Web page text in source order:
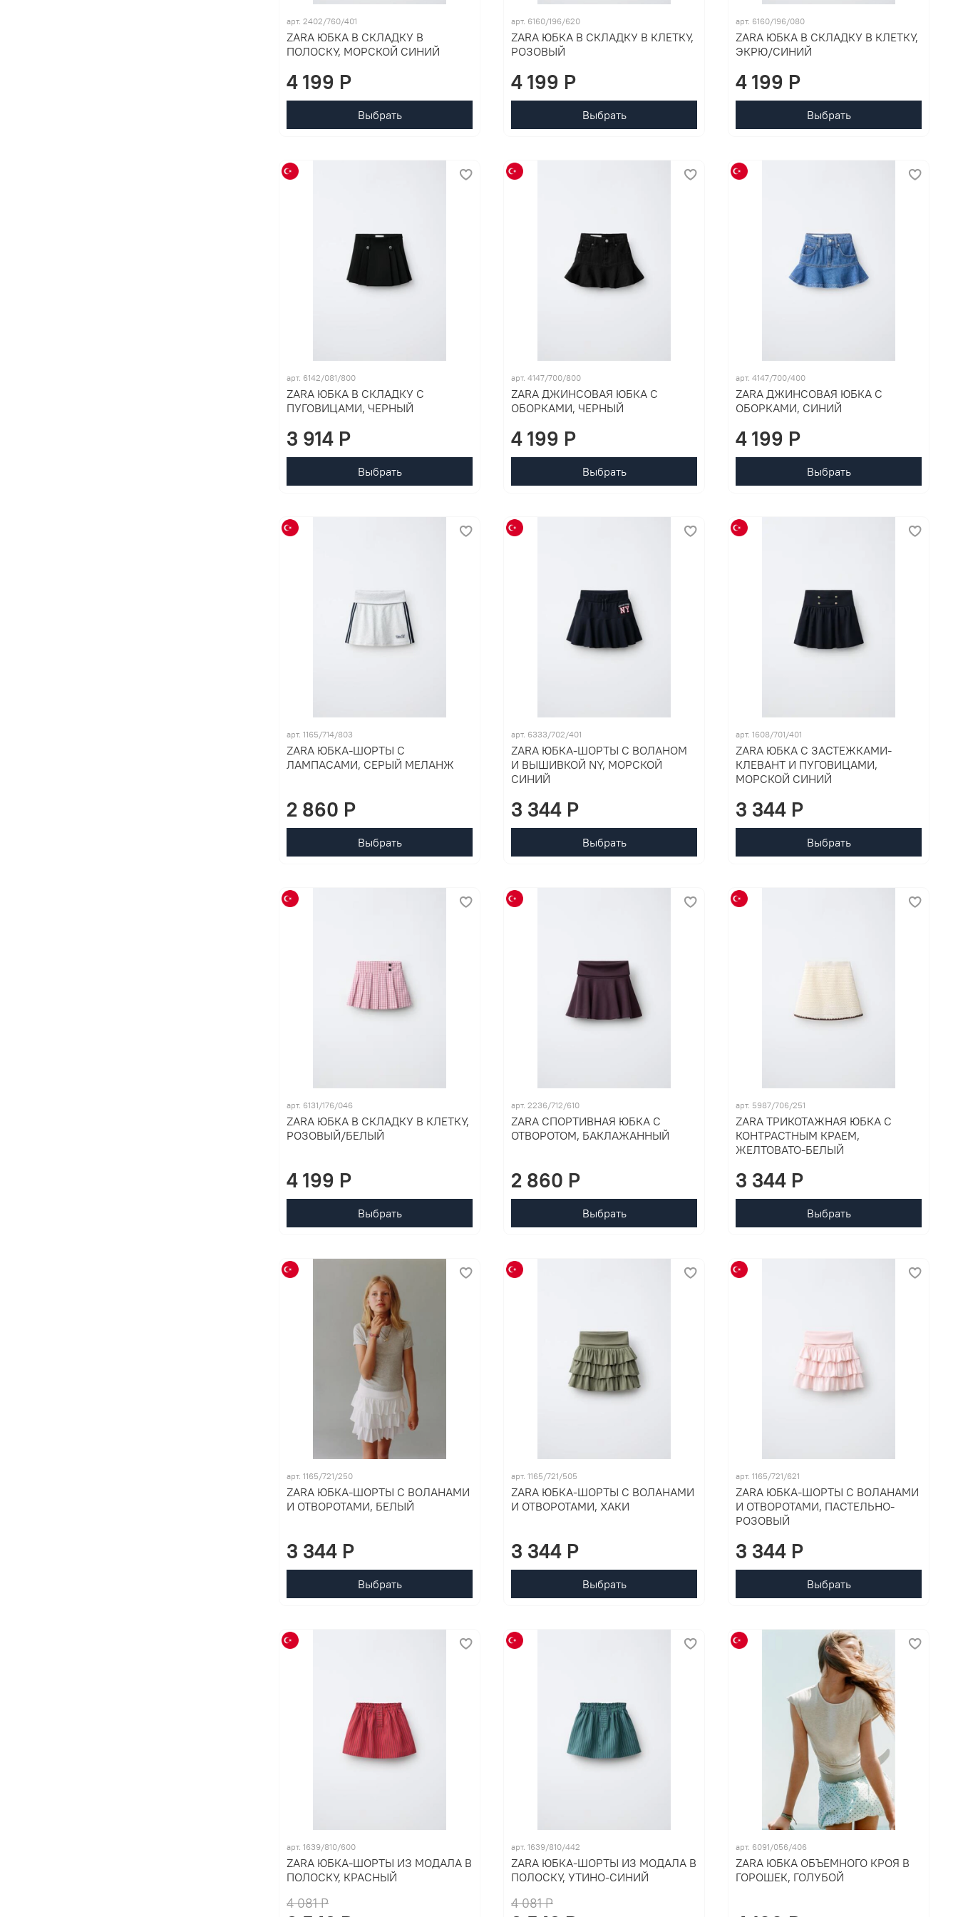
арт. 2402/760/401
ZARA ЮБКА В СКЛАДКУ В
ПОЛОСКУ, МОРСКОЙ СИНИЙ
4 199 P
Выбрать
арт. 6160/196/620
ZARA ЮБКА В СКЛАДКУ В КЛЕТКУ,
РОЗОВЫЙ
4 199 P
Выбрать
арт. 6160/196/080
ZARA ЮБКА В СКЛАДКУ В КЛЕТКУ,
ЭКРЮ/СИНИЙ
4 199 P
Выбрать
арт. 6142/081/800
ZARA ЮБКА В СКЛАДКУ С
ПУГОВИЦАМИ, ЧЕРНЫЙ
3 914 P
Выбрать
арт. 4147/700/800
ZARA ДЖИНСОВАЯ ЮБКА С
ОБОРКАМИ, ЧЕРНЫЙ
4 199 P
Выбрать
арт. 4147/700/400
ZARA ДЖИНСОВАЯ ЮБКА С
ОБОРКАМИ, СИНИЙ
4 199 P
Выбрать
арт. 1165/714/803
ZARA ЮБКА-ШОРТЫ С
ЛАМПАСАМИ, СЕРЫЙ МЕЛАНЖ
2 860 P
Выбрать
арт. 6333/702/401
ZARA ЮБКА-ШОРТЫ С ВОЛАНОМ
И ВЫШИВКОЙ NY, МОРСКОЙ
СИНИЙ
3 344 P
Выбрать
арт. 1608/701/401
ZARA ЮБКА С ЗАСТЕЖКАМИ-
КЛЕВАНТ И ПУГОВИЦАМИ,
МОРСКОЙ СИНИЙ
3 344 P
Выбрать
арт. 6131/176/046
ZARA ЮБКА В СКЛАДКУ В КЛЕТКУ,
РОЗОВЫЙ/БЕЛЫЙ
4 199 P
Выбрать
арт. 2236/712/610
ZARA СПОРТИВНАЯ ЮБКА С
ОТВОРОТОМ, БАКЛАЖАННЫЙ
2 860 P
Выбрать
арт. 5987/706/251
ZARA ТРИКОТАЖНАЯ ЮБКА С
КОНТРАСТНЫМ КРАЕМ,
ЖЕЛТОВАТО-БЕЛЫЙ
3 344 P
Выбрать
арт. 1165/721/250
ZARA ЮБКА-ШОРТЫ С ВОЛАНАМИ
И ОТВОРОТАМИ, БЕЛЫЙ
3 344 P
Выбрать
арт. 1165/721/505
ZARA ЮБКА-ШОРТЫ С ВОЛАНАМИ
И ОТВОРОТАМИ, ХАКИ
3 344 P
Выбрать
арт. 1165/721/621
ZARA ЮБКА-ШОРТЫ С ВОЛАНАМИ
И ОТВОРОТАМИ, ПАСТЕЛЬНО-
РОЗОВЫЙ
3 344 P
Выбрать
арт. 1639/810/600
ZARA ЮБКА-ШОРТЫ ИЗ МОДАЛА В
ПОЛОСКУ, КРАСНЫЙ
4 081 P
арт. 1639/810/442
ZARA ЮБКА-ШОРТЫ ИЗ МОДАЛА В
ПОЛОСКУ, УТИНО-СИНИЙ
4 081 P
арт. 6091/056/406
ZARA ЮБКА ОБЪЕМНОГО КРОЯ В
ГОРОШЕК, ГОЛУБОЙ